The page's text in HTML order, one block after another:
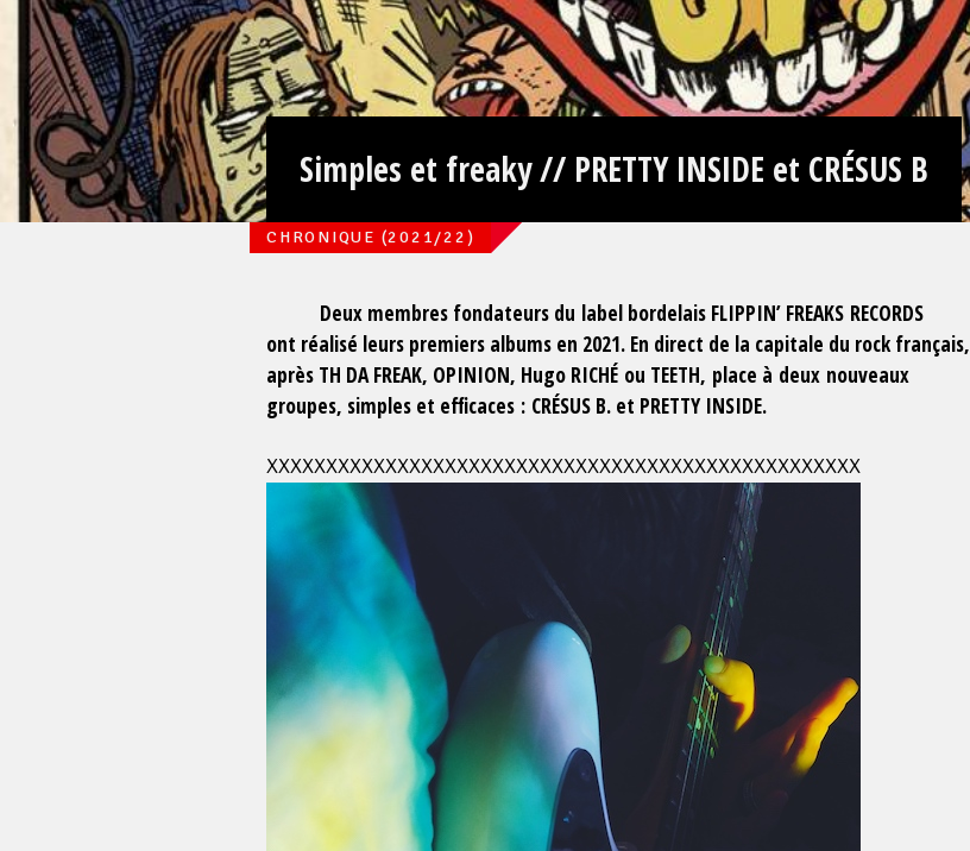
Simples et freaky // PRETTY INSIDE et CRÉSUS B
CHRONIQUE (2021/22)
FacebookTwitter
Deux membres fondateurs du label bordelais FLIPPIN’ FREAKS RECORDS
ont réalisé leurs premiers albums en 2021. En direct de la capitale du rock français,
après TH DA FREAK, OPINION, Hugo RICHÉ ou TEETH, place à deux nouveaux
groupes, simples et efficaces : CRÉSUS B. et PRETTY INSIDE.
XXXXXXXXXXXXXXXXXXXXXXXXXXXXXXXXXXXXXXXXXXXXXXXXXX